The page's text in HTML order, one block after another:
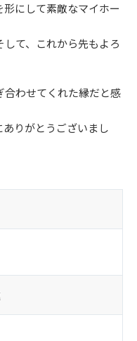
にして素敵なマイホー
て、これから先もよろ
わせてくれた縁だと感
りがとうございまし